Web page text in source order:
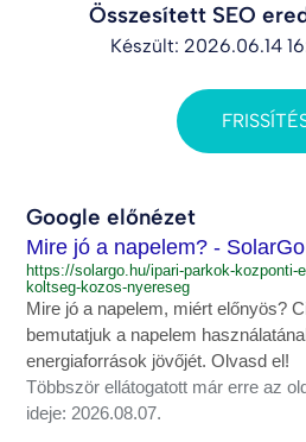
Összesített SEO
Készült: 2026.06.14
Google előnézet
Mire jó a napelem? - SolarGo
https://solargo.hu/ipari-parkok-kozponti-
koltseg-kozos-nyereseg
Mire jó a napelem, miért előnyös?
bemutatjuk a napelem
energiaforrások jövőjét. Olvasd el!
Többször ellátogatott már erre az
ideje: 2026.08.07.